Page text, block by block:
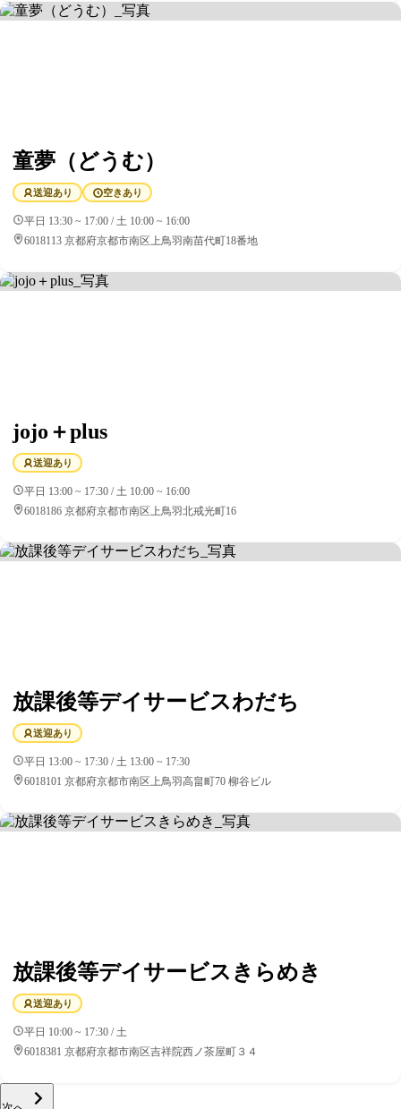
童夢（どうむ）
送迎あり 空きあり
平日 13:30 ~ 17:00 / 土 10:00 ~ 16:00
6018113 京都府京都市南区上鳥羽南苗代町18番地
jojo＋plus
送迎あり
平日 13:00 ~ 17:30 / 土 10:00 ~ 16:00
6018186 京都府京都市南区上鳥羽北戒光町16
放課後等デイサービスわだち
送迎あり
平日 13:00 ~ 17:30 / 土 13:00 ~ 17:30
6018101 京都府京都市南区上鳥羽高畠町70 柳谷ビル
放課後等デイサービスきらめき
送迎あり
平日 10:00 ~ 17:30 / 土
6018381 京都府京都市南区吉祥院西ノ茶屋町３４